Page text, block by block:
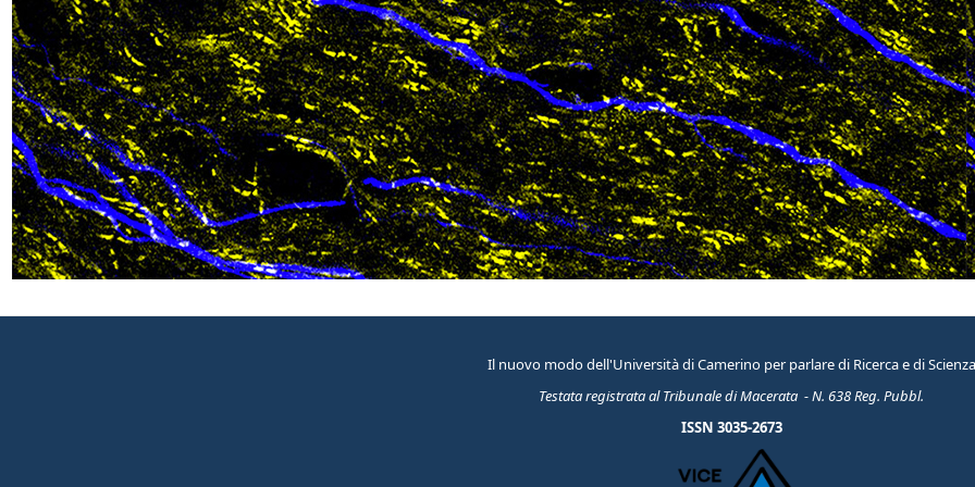
Il nuovo modo dell'Università di Camerino per parlare di Ricerca e di Scienza
Testata registrata al Tribunale di Macerata - N. 638 Reg. Pubbl.
ISSN 3035-2673